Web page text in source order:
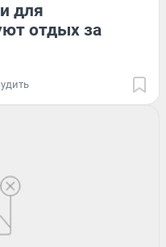
для
отдых за